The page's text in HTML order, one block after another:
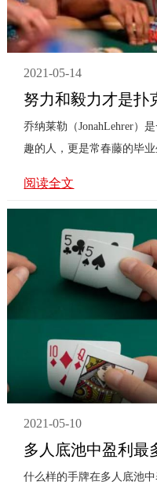
2021-05-14
努力和毅力才是扑
乔纳莱勒（JonahLehrer）
趣的人，更是常春藤的毕
上...
阅读全文
2021-05-10
多人底池中盈利最
什么样的手牌在多人底池